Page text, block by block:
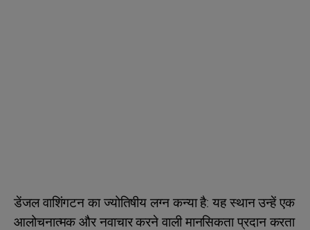
डेंजल वाशिंगटन का ज्योतिषीय लग्न कन्या है: यह स्थान उन्हें एक
आलोचनात्मक और नवाचार करने वाली मानसिकता प्रदान करता